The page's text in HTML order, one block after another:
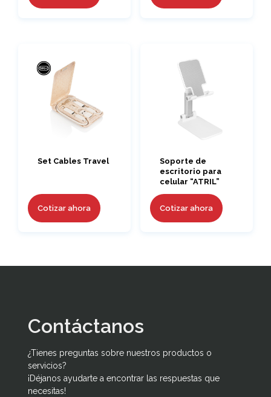
Set Cables Travel
Cotizar ahora
Soporte de
escritorio para
celular “ATRIL”
Cotizar ahora
Contáctanos
¿Tienes preguntas sobre nuestros productos o
servicios?
¡Déjanos ayudarte a encontrar las respuestas que
necesitas!